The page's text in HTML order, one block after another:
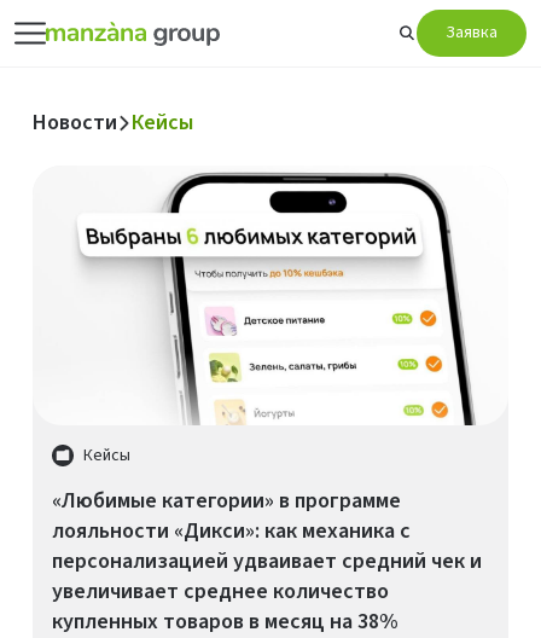
Заявка
Новости Кейсы
Кейсы
«Любимые категории» в программе
лояльности «Дикси»: как механика с
персонализацией удваивает средний чек и
увеличивает среднее количество
купленных товаров в месяц на 38%